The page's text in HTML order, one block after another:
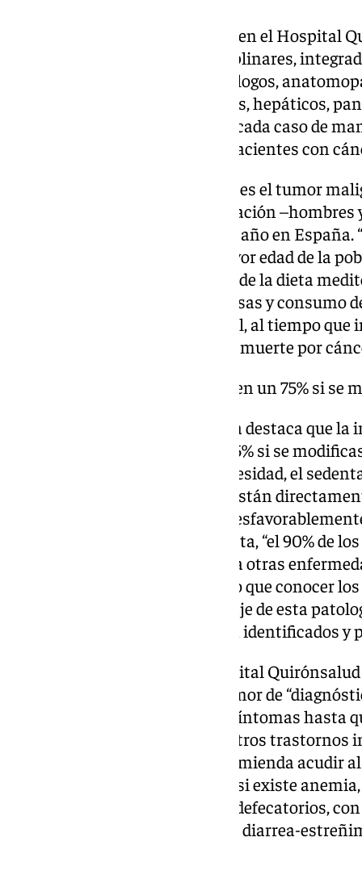
Para ello, además, se organizan en el
comités de tumores multidisciplinares,
oncólogos radioterápicos, radiólogos,
urólogos, cirujanos colorrectales, hepáticos,
esofagogástricos, que analizan cada caso de
seguimiento específico en los pacientes con
El cáncer de colon y recto (CCR) es el tumor
considerando el total de la población
nuevos casos diagnosticados al año en
como consecuencia de una mayor edad de la
detección precoz y el abandono de la dieta
más ricas en carbohidratos, grasas y consumo
considera el cirujano colorrectal, al tiempo
representa la segunda causa de muerte por
La incidencia se podría reducir en un 75% si se
En este sentido, Antonio Amaya destaca que
podría disminuir hasta en un 75% si se
como el tabaco, el alcohol, la obesidad, el
carbohidratos y grasas, ya que están
del cáncer de colon e influyen
enfermedad. Según el especialista, “el 90% de
esporádica, es decir, no ligados a otras
o defectos genéticos”. Es por ello que conocer
aparición es “clave” en el abordaje de esta
mayoría de estos factores están identificados y
El cirujano colorrectal del Hospital
cáncer de colon suele ser un tumor de
avanzada”, ya que “no produce síntomas
confundirse con facilidad con otros trastornos
relevancia”. Por esta razón, recomienda
digestivo o cirujano colorrectal si existe
a una alteración de los hábitos defecatorios,
diarrea prolongada, alternancia diarrea-